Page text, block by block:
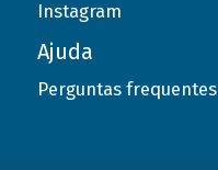
Instagram
Ajuda
Perguntas frequentes